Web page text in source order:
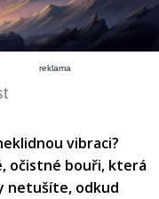
reklama
vibraci?
očistné bouři, která
netušíte, odkud